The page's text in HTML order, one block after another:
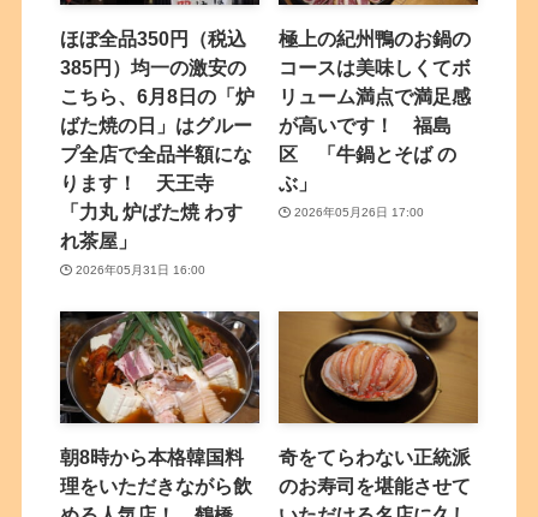
ほぼ全品350円（税込
385円）均一の激安の
こちら、6月8日の「炉
ばた焼の日」はグルー
プ全店で全品半額にな
ります！ 天王寺
「力丸 炉ばた焼 わす
れ茶屋」
2026年05月31日 16:00
極上の紀州鴨のお鍋の
コースは美味しくてボ
リューム満点で満足感
が高いです！ 福島
区 「牛鍋とそば の
ぶ」
2026年05月26日 17:00
朝8時から本格韓国料
理をいただきながら飲
奇をてらわない正統派
のお寿司を堪能させて